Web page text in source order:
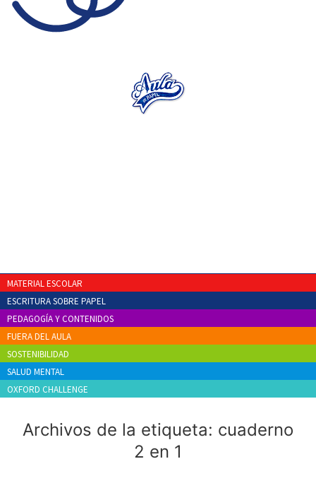
MATERIAL ESCOLAR
ESCRITURA SOBRE PAPEL
PEDAGOGÍA Y CONTENIDOS
FUERA DEL AULA
SOSTENIBILIDAD
SALUD MENTAL
OXFORD CHALLENGE
Archivos de la etiqueta: cuaderno
2 en 1